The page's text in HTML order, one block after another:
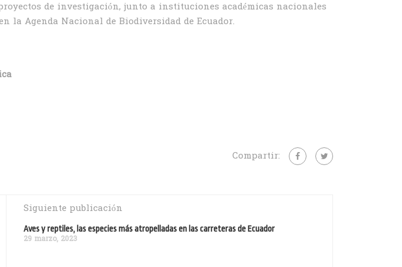
de investigación, junto a instituciones académicas nacionales
la Agenda Nacional de Biodiversidad de Ecuador.
Compartir:
Siguiente publicación
Aves y reptiles, las especies más atropelladas en las carreteras de Ecuador
29 marzo, 2023